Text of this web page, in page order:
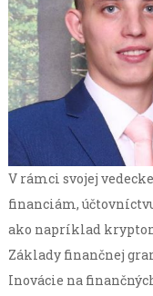
V rámci svojej
financiám,
ako napríklad
Základy finančnej
Inovácie na